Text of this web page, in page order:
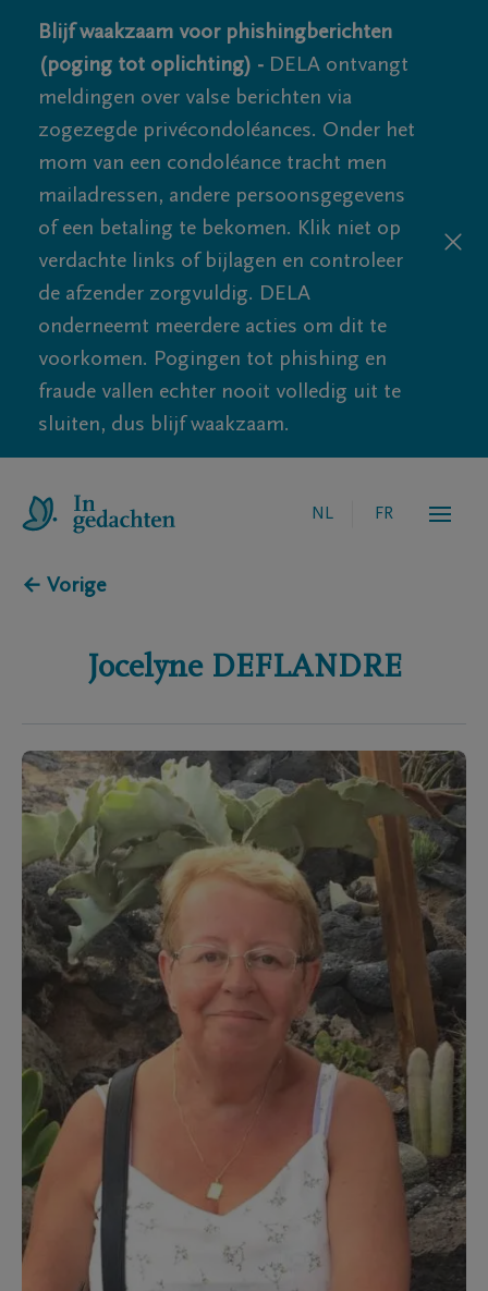
Blijf waakzaam voor phishingberichten
(poging tot oplichting) - DELA ontvangt
meldingen over valse berichten via
zogezegde privécondoléances. Onder het
mom van een condoléance tracht men
mailadressen, andere persoonsgegevens
of een betaling te bekomen. Klik niet op
verdachte links of bijlagen en controleer
de afzender zorgvuldig. DELA
onderneemt meerdere acties om dit te
voorkomen. Pogingen tot phishing en
fraude vallen echter nooit volledig uit te
sluiten, dus blijf waakzaam.
NL FR
← Vorige
Jocelyne DEFLANDRE